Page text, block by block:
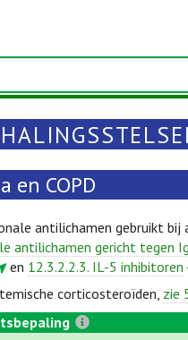
en COPD
antilichamen gebruikt bij
antilichamen gericht tegen
en 12.3.2.2.3. IL-5 inhibitoren
corticosteroïden, zie